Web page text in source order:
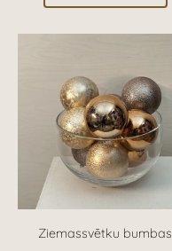
Ziemassvētku bumbas